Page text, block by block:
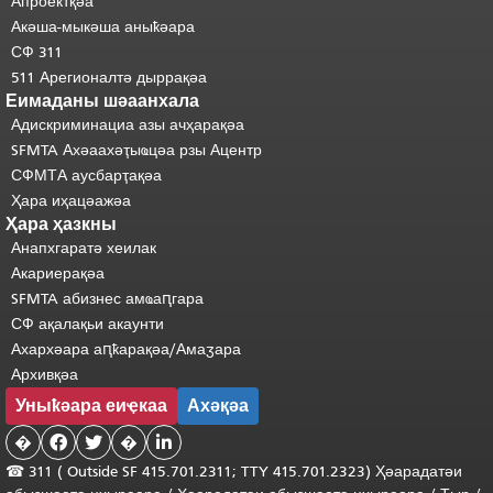
Акәша-мыкәша аныҟәара
СФ 311
511 Арегионалтә дыррақәа
Еимаданы шәаанхала
Адискриминациа азы ачҳарақәа
SFMTA Ахәаахәҭыҩцәа рзы Ацентр
СФМТА аусбарҭақәа
Ҳара иҳацәажәа
Ҳара ҳазкны
Анапхгаратә хеилак
Акариерақәа
SFMTA абизнес амҩаԥгара
СФ ақалақьи акаунти
Ахархәара аԥҟарақәа/Амаӡара
Архивқәа
Уныҟәара еиҿкаа Ахәқәа
�   � 
☎ 311 ( Outside SF 415.701.2311; TTY 415.701.2323) Ҳәарадатәи